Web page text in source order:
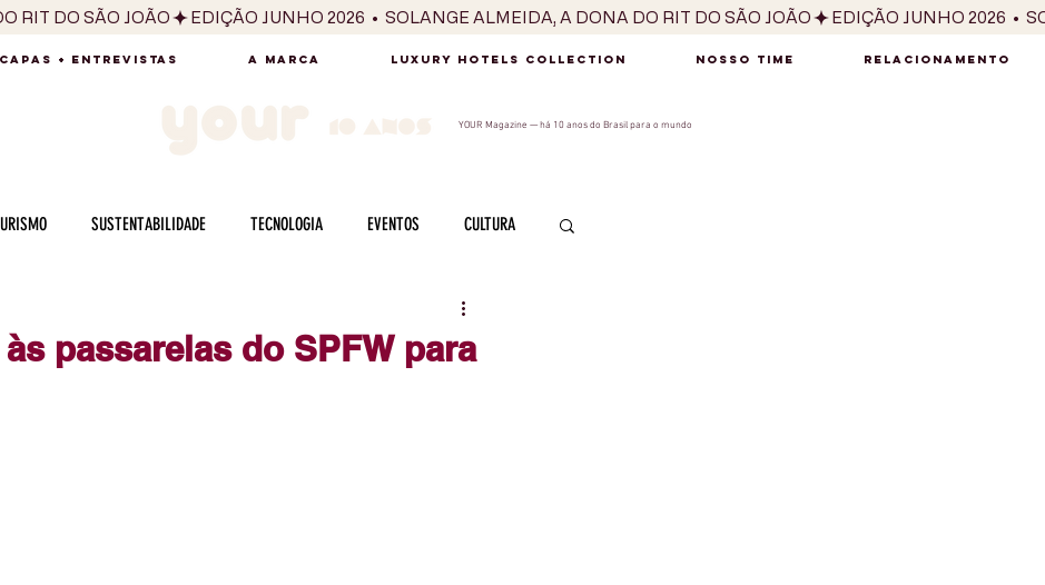
RIT DO SÃO JOÃO
CAPAS + ENTREVISTAS A MARCA LUXURY HOTELS COLLECTION NOSSO TIME RELACIONAMENTO
YOUR Magazine — há 10 anos do Brasil para o mundo
SUSTENTABILIDADE TECNOLOGIA EVENTOS CULTURA
passarelas do SPFW para